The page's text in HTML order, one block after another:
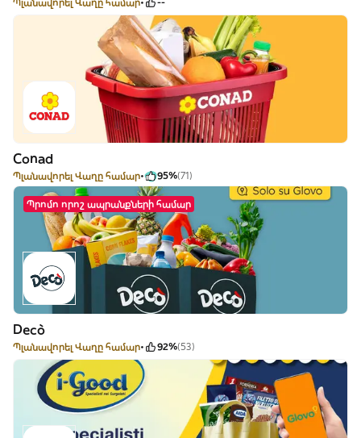
Conad
Պլանավորել Վաղը համար 95%(71)
Պրոմո որոշ ապրանքների համար
Decò
Պլանավորել Վաղը համար 92%(53)